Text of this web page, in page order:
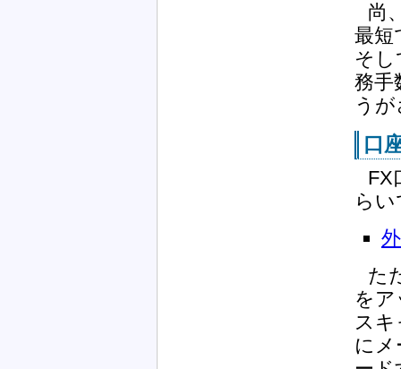
尚
最短
そし
務手
う
口
FX
ら
た
を
ス
に